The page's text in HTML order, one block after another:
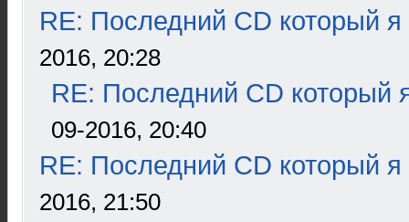
RE: Последний CD который я
2016, 20:28
RE: Последний CD который
09-2016, 20:40
RE: Последний CD который я
2016, 21:50